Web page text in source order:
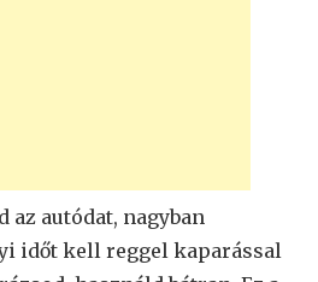
az autódat, nagyban
időt kell reggel kaparással